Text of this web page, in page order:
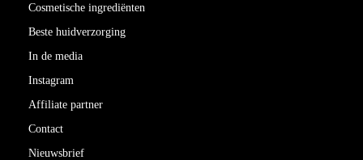
Cosmetische ingrediënten
Beste huidverzorging
In de media
Instagram
Affiliate partner
Contact
Nieuwsbrief